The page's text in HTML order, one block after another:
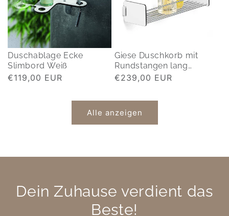
Duschablage Ecke
Slimbord Weiß
Normaler
€119,00 EUR
Giese Duschkorb mit
Rundstangen lang
(425mm)
Normaler
€239,00 EUR
Alle anzeigen
Dein Zuhause verdient das
Beste!